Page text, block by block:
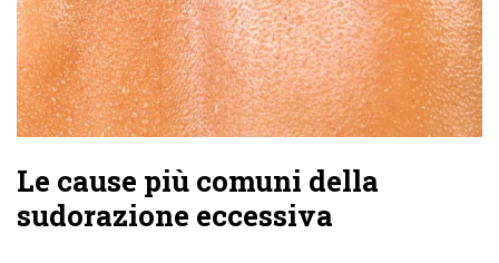
Le cause più comuni della
sudorazione eccessiva